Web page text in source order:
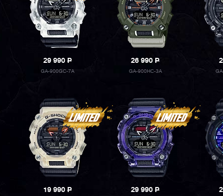
29 990P
GA-900GC-7A
26 990P
GA-900HC-3A
19 990P 29 990P